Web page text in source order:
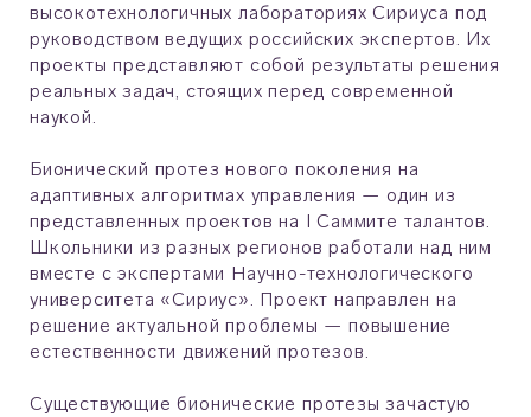
высокотехнологичных лабораториях Сириуса под
руководством ведущих российских экспертов. Их
проекты представляют собой результаты решения
реальных задач, стоящих перед современной
наукой.
Бионический протез нового поколения на
адаптивных алгоритмах управления — один из
представленных проектов на I Саммите талантов.
Школьники из разных регионов работали над ним
вместе с экспертами Научно-технологического
университета «Сириус». Проект направлен на
решение актуальной проблемы — повышение
естественности движений протезов.
Существующие бионические протезы зачастую